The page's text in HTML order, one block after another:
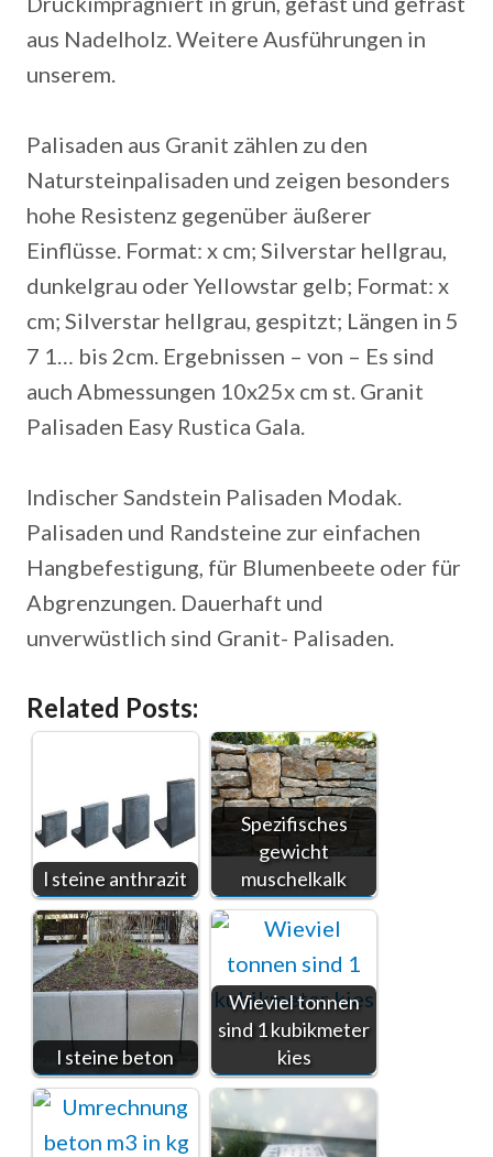
aus Nadelholz. Weitere Ausführungen in
unserem.
Palisaden aus Granit zählen zu den
Natursteinpalisaden und zeigen besonders
hohe Resistenz gegenüber äußerer
Einflüsse. Format: x cm; Silverstar hellgrau,
dunkelgrau oder Yellowstar gelb; Format: x
cm; Silverstar hellgrau, gespitzt; Längen in 5
7 1… bis 2cm. Ergebnissen – von – Es sind
auch Abmessungen 10x25x cm st. Granit
Palisaden Easy Rustica Gala.
Indischer Sandstein Palisaden Modak.
Palisaden und Randsteine zur einfachen
Hangbefestigung, für Blumenbeete oder für
Abgrenzungen. Dauerhaft und
unverwüstlich sind Granit- Palisaden.
Related Posts:
l steine anthrazit
Spezifisches
gewicht
muschelkalk
l steine beton
Wieviel tonnen
sind 1 kubikmeter
kies